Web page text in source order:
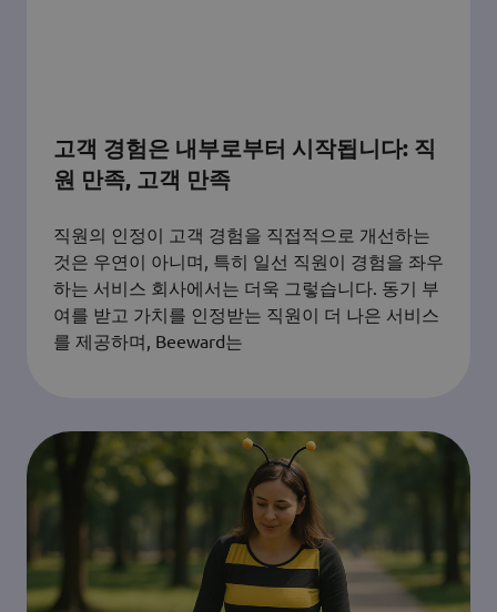
고객 경험은 내부로부터 시작됩니다: 직
원 만족, 고객 만족
직원의 인정이 고객 경험을 직접적으로 개선하는
것은 우연이 아니며, 특히 일선 직원이 경험을 좌우
하는 서비스 회사에서는 더욱 그렇습니다. 동기 부
여를 받고 가치를 인정받는 직원이 더 나은 서비스
를 제공하며, Beeward는